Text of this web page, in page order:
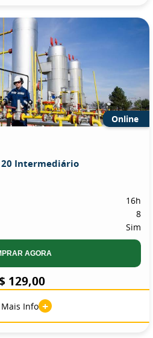
Online
20 Intermediário
16h
8
Sim
AGORA
129,00
Mais Info +